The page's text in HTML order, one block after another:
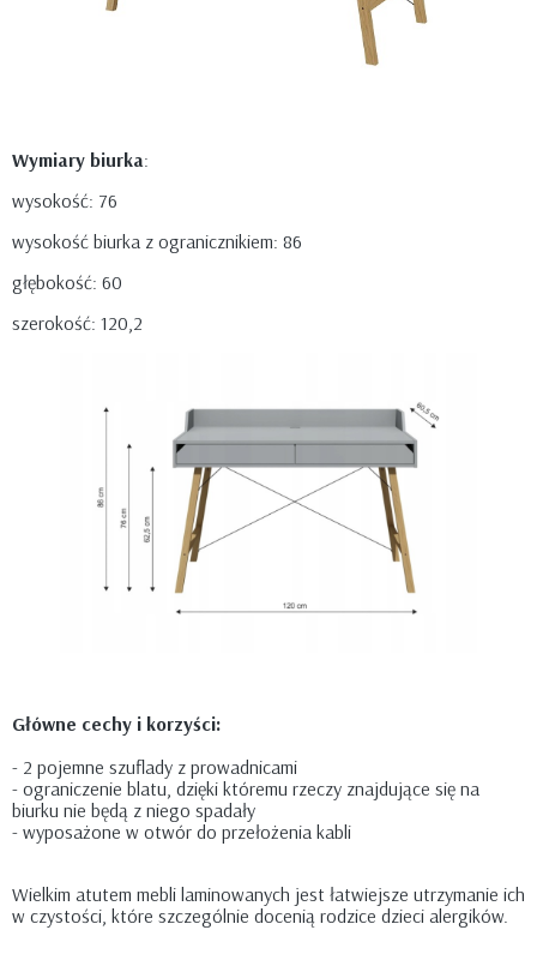
Wymiary biurka:
wysokość: 76
wysokość biurka z ogranicznikiem: 86
głębokość: 60
szerokość: 120,2
Główne cechy i korzyści:
- 2 pojemne szuflady z prowadnicami
- ograniczenie blatu, dzięki któremu rzeczy znajdujące się na
biurku nie będą z niego spadały
- wyposażone w otwór do przełożenia kabli
Wielkim atutem mebli laminowanych jest łatwiejsze utrzymanie ich
w czystości, które szczególnie docenią rodzice dzieci alergików.